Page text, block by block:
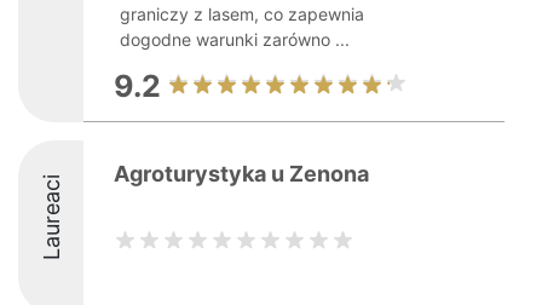
graniczy z lasem, co zapewnia
dogodne warunki zarówno ...
9.2
Laureaci Agroturystyka u Zenona